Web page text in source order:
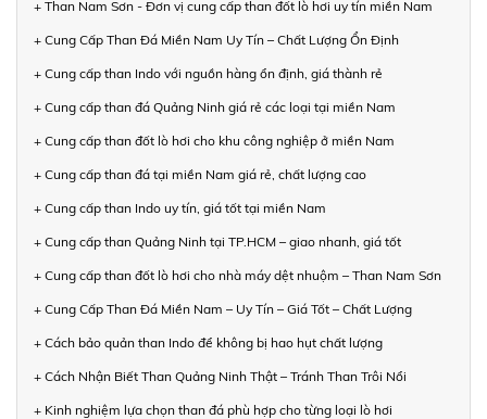
+ Than Nam Sơn - Đơn vị cung cấp than đốt lò hơi uy tín miền Nam
+ Cung Cấp Than Đá Miền Nam Uy Tín – Chất Lượng Ổn Định
+ Cung cấp than Indo với nguồn hàng ổn định, giá thành rẻ
+ Cung cấp than đá Quảng Ninh giá rẻ các loại tại miền Nam
+ Cung cấp than đốt lò hơi cho khu công nghiệp ở miền Nam
+ Cung cấp than đá tại miền Nam giá rẻ, chất lượng cao
+ Cung cấp than Indo uy tín, giá tốt tại miền Nam
+ Cung cấp than Quảng Ninh tại TP.HCM – giao nhanh, giá tốt
+ Cung cấp than đốt lò hơi cho nhà máy dệt nhuộm – Than Nam Sơn
+ Cung Cấp Than Đá Miền Nam – Uy Tín – Giá Tốt – Chất Lượng
+ Cách bảo quản than Indo để không bị hao hụt chất lượng
+ Cách Nhận Biết Than Quảng Ninh Thật – Tránh Than Trôi Nổi
+ Kinh nghiệm lựa chọn than đá phù hợp cho từng loại lò hơi